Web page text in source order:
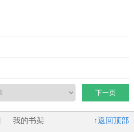
下一页
↑返回顶部
我的书架